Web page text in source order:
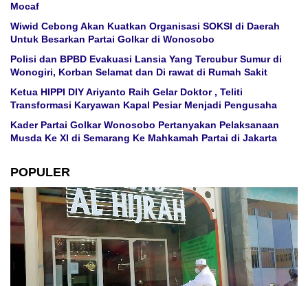
Mocaf
Wiwid Cebong Akan Kuatkan Organisasi SOKSI di Daerah
Untuk Besarkan Partai Golkar di Wonosobo
Polisi dan BPBD Evakuasi Lansia Yang Tercubur Sumur di
Wonogiri, Korban Selamat dan Di rawat di Rumah Sakit
Ketua HIPPI DIY Ariyanto Raih Gelar Doktor , Teliti
Transformasi Karyawan Kapal Pesiar Menjadi Pengusaha
Kader Partai Golkar Wonosobo Pertanyakan Pelaksanaan
Musda Ke XI di Semarang Ke Mahkamah Partai di Jakarta
POPULER